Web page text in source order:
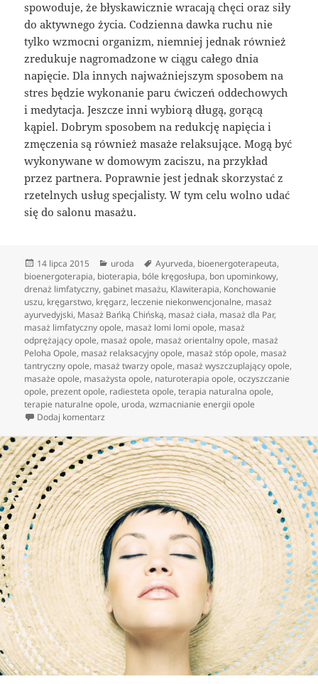
spowoduje, że błyskawicznie wracają chęci oraz siły
do aktywnego życia. Codzienna dawka ruchu nie
tylko wzmocni organizm, niemniej jednak również
zredukuje nagromadzone w ciągu całego dnia
napięcie. Dla innych najważniejszym sposobem na
stres będzie wykonanie paru ćwiczeń oddechowych
i medytacja. Jeszcze inni wybiorą długą, gorącą
kąpiel. Dobrym sposobem na redukcję napięcia i
zmęczenia są również masaże relaksujące. Mogą być
wykonywane w domowym zaciszu, na przykład
przez partnera. Poprawnie jest jednak skorzystać z
rzetelnych usług specjalisty. W tym celu wolno udać
się do salonu masażu.
Data
publikacji
14 lipca 2015 Kategorie
uroda Tagi
Ayurveda, bioenergoterapeuta,
bioenergoterapia, bioterapia, bóle kręgosłupa, bon upominkowy,
drenaż limfatyczny,gabinet masażu, Klawiterapia, Konchowanie
uszu, kręgarstwo, kręgarz, leczenie niekonwencjonalne, masaż
ayurvedyjski, Masaż Bańką Chińską, masaż ciała, masaż dla Par,
masaż limfatyczny opole, masaż lomi lomi opole, masaż
odprężający opole, masaż opole, masaż orientalny opole, masaż
Peloha Opole, masaż relaksacyjny opole, masaż stóp opole, masaż
tantryczny opole, masaż twarzy opole, masaż wyszczuplający opole,
masaże opole, masażysta opole, naturoterapia opole,oczyszczanie
opole, prezent opole, radiesteta opole,terapia naturalna opole,
terapie naturalne opole, uroda,wzmacnianie energii opole
Dodaj komentarz